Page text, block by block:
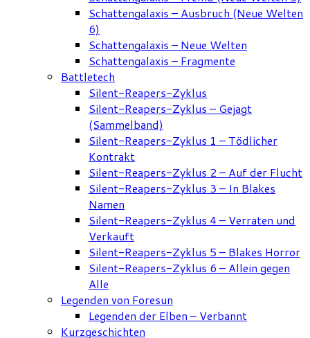
Schattengalaxis – Ausbruch (Neue Welten
6)
Schattengalaxis – Neue Welten
Schattengalaxis – Fragmente
Battletech
Silent-Reapers-Zyklus
Silent-Reapers-Zyklus – Gejagt
(Sammelband)
Silent-Reapers-Zyklus 1 – Tödlicher
Kontrakt
Silent-Reapers-Zyklus 2 – Auf der Flucht
Silent-Reapers-Zyklus 3 – In Blakes
Namen
Silent-Reapers-Zyklus 4 – Verraten und
Verkauft
Silent-Reapers-Zyklus 5 – Blakes Horror
Silent-Reapers-Zyklus 6 – Allein gegen
Alle
Legenden von Foresun
Legenden der Elben – Verbannt
Kurzgeschichten